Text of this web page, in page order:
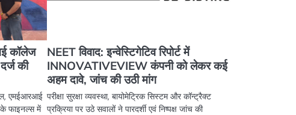
कॉलेज
की
एमईआरआई
फाइनल्स में
NEET विवाद: इन्वेस्टिगेटिव रिपोर्ट में
INNOVATIVEVIEW कंपनी को लेकर कई
अहम दावे, जांच की उठी मांग
परीक्षा सुरक्षा व्यवस्था, बायोमेट्रिक सिस्टम और कॉन्ट्रैक्ट
प्रक्रिया पर उठे सवालों ने पारदर्शी एवं निष्पक्ष जांच की